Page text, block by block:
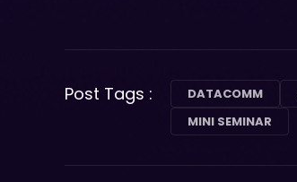
Post Tags : DATACOMM
MINI SEMINAR